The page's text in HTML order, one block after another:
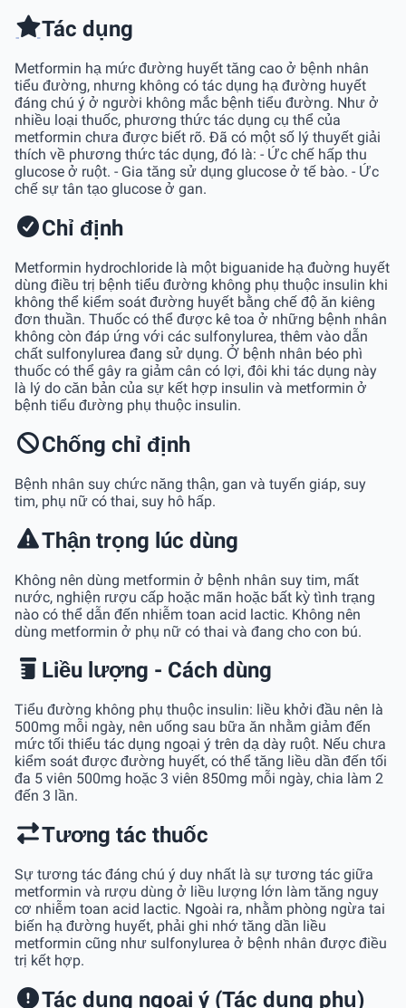
Tác dụng
Metformin hạ mức đường huyết tăng cao ở bệnh nhân
tiểu đường, nhưng không có tác dụng hạ đường huyết
đáng chú ý ở người không mắc bệnh tiểu đường. Như ở
nhiều loại thuốc, phương thức tác dụng cụ thể của
metformin chưa được biết rõ. Ðã có một số lý thuyết giải
thích về phương thức tác dụng, đó là: - Ức chế hấp thu
glucose ở ruột. - Gia tăng sử dụng glucose ở tế bào. - Ức
chế sự tân tạo glucose ở gan.
Chỉ định
Metformin hydrochloride là một biguanide hạ đuờng huyết
dùng điều trị bệnh tiểu đường không phụ thuộc insulin khi
không thể kiểm soát đường huyết bằng chế độ ăn kiêng
đơn thuần. Thuốc có thể được kê toa ở những bệnh nhân
không còn đáp ứng với các sulfonylurea, thêm vào dẫn
chất sulfonylurea đang sử dụng. Ở bệnh nhân béo phì
thuốc có thể gây ra giảm cân có lợi, đôi khi tác dụng này
là lý do căn bản của sự kết hợp insulin và metformin ở
bệnh tiểu đường phụ thuộc insulin.
Chống chỉ định
Bệnh nhân suy chức năng thận, gan và tuyến giáp, suy
tim, phụ nữ có thai, suy hô hấp.
Thận trọng lúc dùng
Không nên dùng metformin ở bệnh nhân suy tim, mất
nước, nghiện rượu cấp hoặc mãn hoặc bất kỳ tình trạng
nào có thể dẫn đến nhiễm toan acid lactic. Không nên
dùng metformin ở phụ nữ có thai và đang cho con bú.
Liều lượng - Cách dùng
Tiểu đường không phụ thuộc insulin: liều khởi đầu nên là
500mg mỗi ngày, nên uống sau bữa ăn nhằm giảm đến
mức tối thiểu tác dụng ngoại ý trên dạ dày ruột. Nếu chưa
kiểm soát được đường huyết, có thể tăng liều dần đến tối
đa 5 viên 500mg hoặc 3 viên 850mg mỗi ngày, chia làm 2
đến 3 lần.
Tương tác thuốc
Sự tương tác đáng chú ý duy nhất là sự tương tác giữa
metformin và rượu dùng ở liều lượng lớn làm tăng nguy
cơ nhiễm toan acid lactic. Ngoài ra, nhằm phòng ngừa tai
biến hạ đường huyết, phải ghi nhớ tăng dần liều
metformin cũng như sulfonylurea ở bệnh nhân được điều
trị kết hợp.
Tác dụng ngoại ý (Tác dụng phụ)